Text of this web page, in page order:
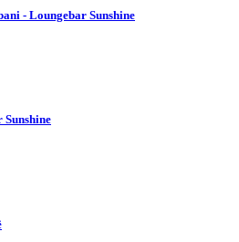
- Loungebar Sunshine